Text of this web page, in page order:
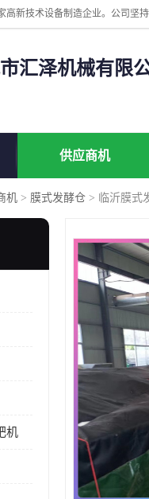
汇泽机械有限
供应商机
机 > 膜式发酵仓 > 临沂膜式
机